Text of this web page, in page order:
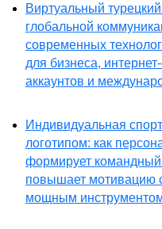
Виртуальный
глобальной
современных
для бизнеса,
аккаунтов и
Индивидуальная
логотипом: как
формирует командный
повышает мотивацию
мощным инструментом